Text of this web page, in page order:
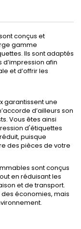
conçus et
gamme
Ils sont adaptés
afin
et d’offrir les
garantissent une
d’ailleurs son
Vous êtes ainsi
d'étiquettes
puisque
des pièces de votre
sont conçus
en réduisant les
et de transport.
économies, mais